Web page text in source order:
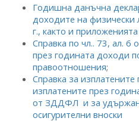
Годишна данъчна
доходите на
г., както и
Справка по чл.. 73, ал.
през годината доходи
правоотношения;
Справка за изплатените
изплатените през
от ЗДДФЛ и за
осигурителни вноски